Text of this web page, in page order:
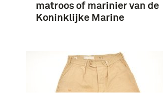
matroos of marinier van de
Koninklijke Marine